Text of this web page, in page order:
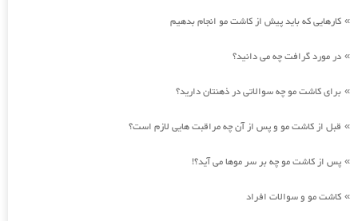
» کارهایی که باید پیش از کاشت مو انجام بدهیم
» در مورد گرافت چه می دانید؟
» برای کاشت مو چه سوالاتی در ذهنتان دارید؟
» قبل از کاشت مو و پس از آن چه مراقبت هایی لازم است؟
» پس از کاشت مو چه بر سر موها می آید؟!
» کاشت مو و سوالات افراد